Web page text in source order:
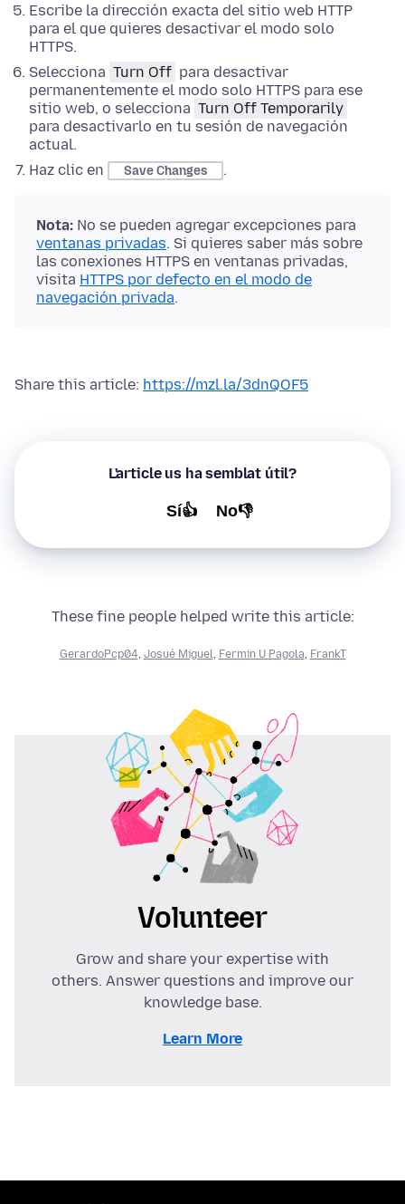
Escribe la dirección exacta del sitio web HTTP
para el que quieres desactivar el modo solo
HTTPS.
Selecciona Turn Off para desactivar
permanentemente el modo solo HTTPS para ese
sitio web, o selecciona Turn Off Temporarily
para desactivarlo en tu sesión de navegación
actual.
Haz clic en
Save Changes .
Nota: No se pueden agregar excepciones para
ventanas privadas. Si quieres saber más sobre
las conexiones HTTPS en ventanas privadas,
visita HTTPS por defecto en el modo de
navegación privada.
Share this article: https://mzl.la/3dnQOF5
L'article us ha semblat útil?
Sí👍 No👎
These fine people helped write this article:
GerardoPcp04, Josué Miguel Fermin U Pagola FrankT
Volunteer
Grow and share your expertise with
others. Answer questions and improve our
knowledge base.
Learn More